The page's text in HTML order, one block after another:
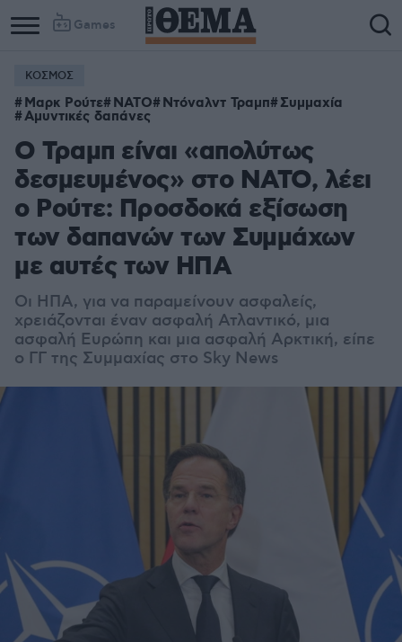
Games
ΚΟΣΜΟΣ
Μαρκ Ρούτε NATO Ντόναλντ Τραμπ Συμμαχία
Αμυντικές δαπάνες
Ο Τραμπ είναι «απολύτως
δεσμευμένος» στο ΝΑΤΟ, λέει
ο Ρούτε: Προσδοκά εξίσωση
των δαπανών των Συμμάχων
με αυτές των ΗΠΑ
Οι ΗΠΑ, για να παραμείνουν ασφαλείς,
χρειάζονται έναν ασφαλή Ατλαντικό, μια
ασφαλή Ευρώπη και μια ασφαλή Αρκτική, είπε
ο ΓΓ της Συμμαχίας στο Sky News